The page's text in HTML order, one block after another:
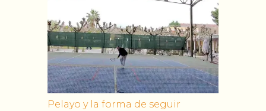
Pelayo y la forma de seguir